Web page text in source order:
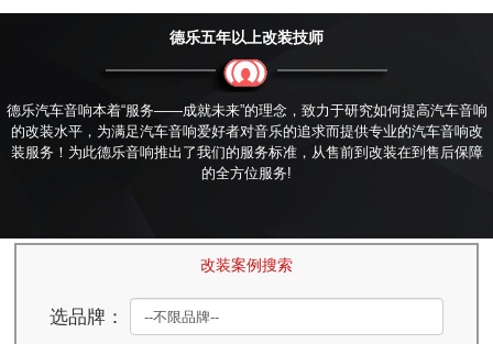
德乐五年以上改装技师
德乐汽车音响本着“服务——成就未来”的理念，致力于研究如何提高汽车音响
的改装水平，为满足汽车音响爱好者对音乐的追求而提供专业的汽车音响改
装服务！为此德乐音响推出了我们的服务标准，从售前到改装在到售后保障
的全方位服务!
改装案例搜索
选品牌：